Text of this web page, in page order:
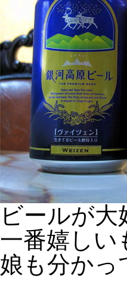
ビールが
一番嬉し
娘も分かっ